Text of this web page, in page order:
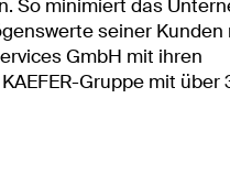
So minimiert das
seiner
GmbH mit ihren
Gruppe mit über